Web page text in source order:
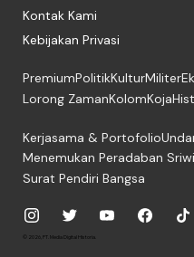
Kontak Kami
Kebijakan Privasi
PremiumPolitikKulturMiliter
Lorong ZamanKolomKoja
Kerjasama & Portofolio
Menemukan Peradaban
Surat Pendiri Bangsa
© 2026, PT. Media Digital Historia.